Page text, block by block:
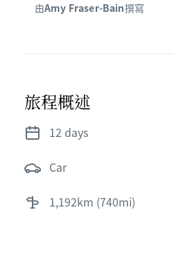
由Amy Fraser-Bain撰寫
旅程概述
12 days
car
1,192km (740mi)